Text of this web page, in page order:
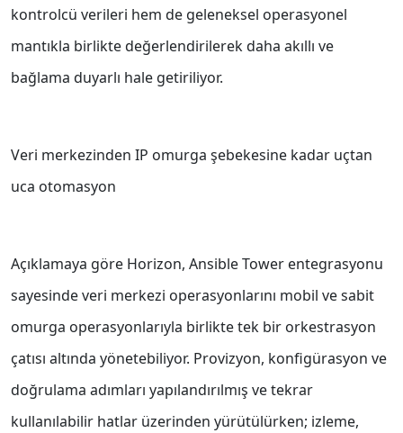
kontrolcü verileri hem de geleneksel operasyonel
mantıkla birlikte değerlendirilerek daha akıllı ve
bağlama duyarlı hale getiriliyor.
Veri merkezinden IP omurga şebekesine kadar uçtan
uca otomasyon
Açıklamaya göre Horizon, Ansible Tower entegrasyonu
sayesinde veri merkezi operasyonlarını mobil ve sabit
omurga operasyonlarıyla birlikte tek bir orkestrasyon
çatısı altında yönetebiliyor. Provizyon, konfigürasyon ve
doğrulama adımları yapılandırılmış ve tekrar
kullanılabilir hatlar üzerinden yürütülürken; izleme,